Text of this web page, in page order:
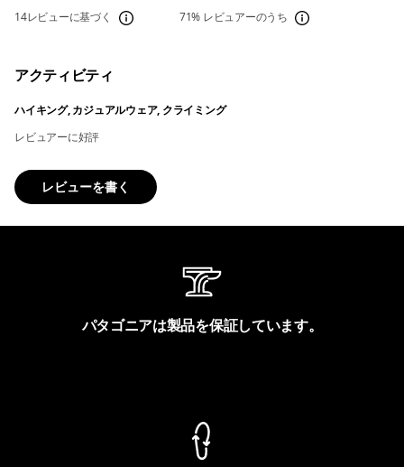
14レビューに基づく 71% レビュアーのうち
アクティビティ
ハイキング, カジュアルウェア, クライミング
レビュアーに好評
レビューを書く
パタゴニアは製品を保証しています。